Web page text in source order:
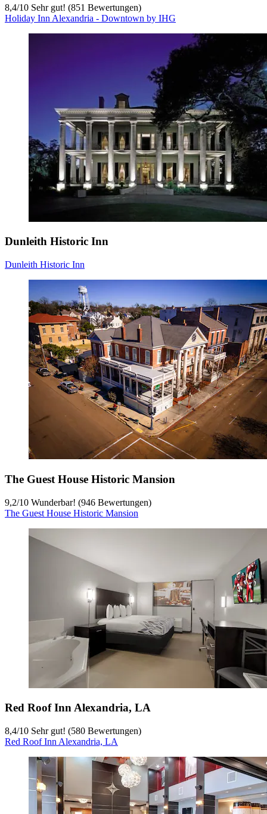
8,4/10 Sehr gut! (851 Bewertungen)
Holiday Inn Alexandria - Downtown by IHG
Dunleith Historic Inn
Dunleith Historic Inn
The Guest House Historic Mansion
9,2/10 Wunderbar! (946 Bewertungen)
The Guest House Historic Mansion
Red Roof Inn Alexandria, LA
8,4/10 Sehr gut! (580 Bewertungen)
Red Roof Inn Alexandria, LA